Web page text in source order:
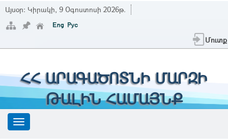
Այսօր: Կիրակի, 9 Օգոստոսի 2026թ.
Մուտք
ՀՀ ԱՐԱԳԱԾՈՏՆԻ ՄԱՐԶԻ
ԹԱԼԻՆ ՀԱՄԱՅՆՔ